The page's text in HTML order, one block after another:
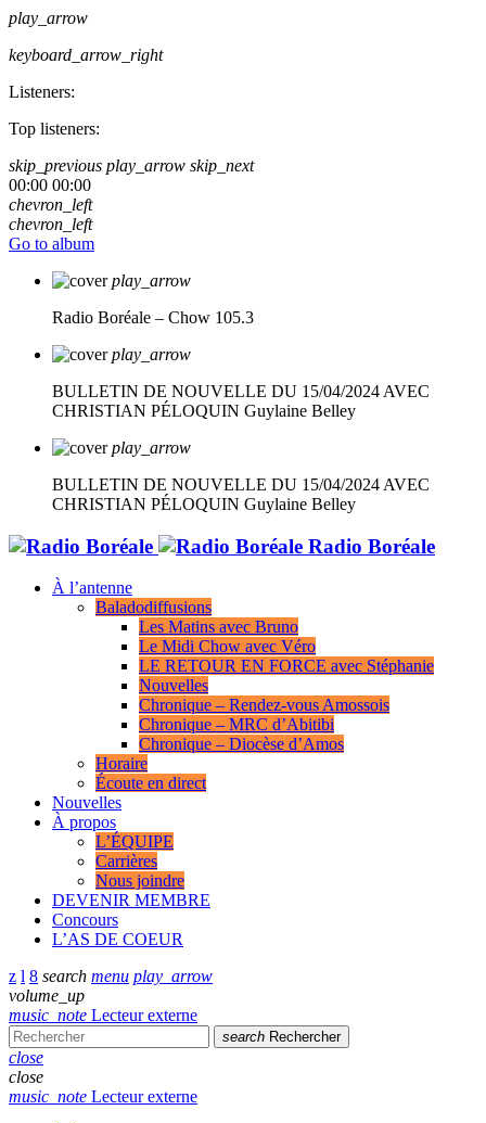
play_arrow
keyboard_arrow_right
Listeners:
Top listeners:
skip_previous play_arrow skip_next
00:00 00:00
chevron_left
chevron_left
Go to album
play_arrow
Radio Boréale – Chow 105.3
play_arrow
BULLETIN DE NOUVELLE DU 15/04/2024 AVEC
CHRISTIAN PÉLOQUIN Guylaine Belley
play_arrow
BULLETIN DE NOUVELLE DU 15/04/2024 AVEC
CHRISTIAN PÉLOQUIN Guylaine Belley
Radio Boréale
À l’antenne
Baladodiffusions
Les Matins avec Bruno
Le Midi Chow avec Véro
LE RETOUR EN FORCE avec Stéphanie
Nouvelles
Chronique – Rendez-vous Amossois
Chronique – MRC d’Abitibi
Chronique – Diocèse d’Amos
Horaire
Écoute en direct
Nouvelles
À propos
L’ÉQUIPE
Carrières
Nous joindre
DEVENIR MEMBRE
Concours
L’AS DE COEUR
search menu play_arrow
volume_up
music_note Lecteur externe
search Rechercher
close
close
music_note Lecteur externe